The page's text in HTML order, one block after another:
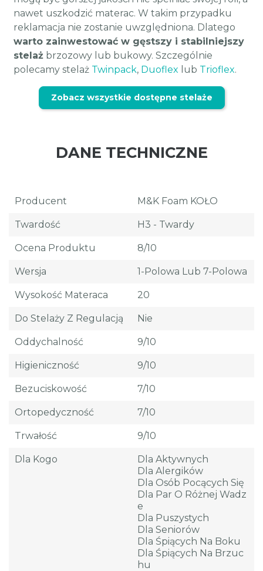
nawet uszkodzić materac. W takim przypadku
reklamacja nie zostanie uwzględniona. Dlatego
warto zainwestować w gęstszy i stabilniejszy
stelaż brzozowy lub bukowy. Szczególnie
polecamy stelaż Twinpack, Duoflex lub Trioflex.
Zobacz wszystkie dostępne stelaże
DANE TECHNICZNE
Producent M&K Foam KOŁO
Twardość H3 - Twardy
Ocena Produktu 8/10
Wersja 1-Polowa Lub 7-Polowa
Wysokość Materaca 20
Do Stelaży Z Regulacją Nie
Oddychalność 9/10
Higieniczność 9/10
Bezuciskowość 7/10
Ortopedyczność 7/10
Trwałość 9/10
Dla Kogo
Dla Aktywnych
Dla Alergików
Dla Osób Pocących Się
Dla Par O Różnej Wadz
E
Dla Puszystych
Dla Seniorów
Dla Śpiących Na Boku
Dla Śpiących Na Brzuc
Hu